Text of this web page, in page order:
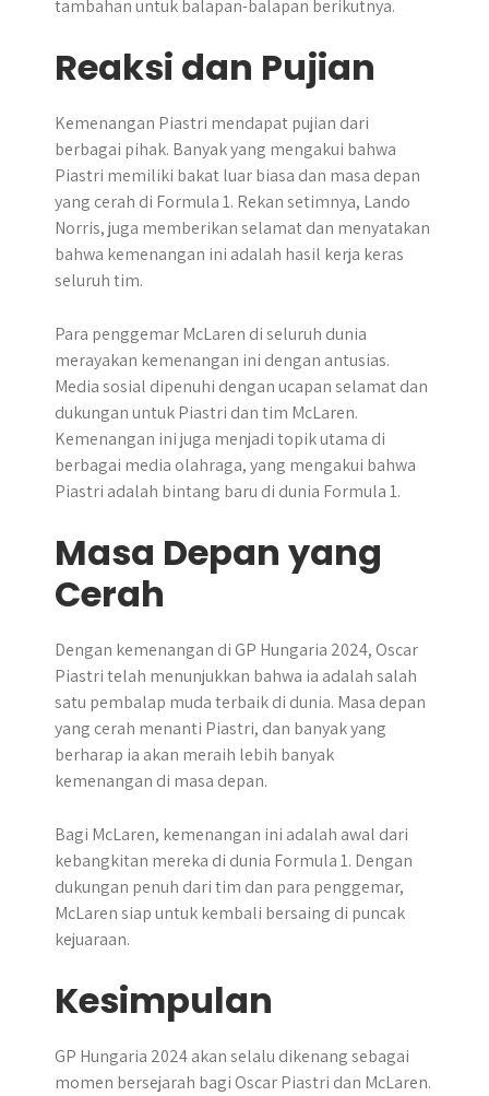
tambahan untuk balapan-balapan berikutnya.
Reaksi dan Pujian
Kemenangan Piastri mendapat pujian dari
berbagai pihak. Banyak yang mengakui bahwa
Piastri memiliki bakat luar biasa dan masa depan
yang cerah di Formula 1. Rekan setimnya, Lando
Norris, juga memberikan selamat dan menyatakan
bahwa kemenangan ini adalah hasil kerja keras
seluruh tim.
Para penggemar McLaren di seluruh dunia
merayakan kemenangan ini dengan antusias.
Media sosial dipenuhi dengan ucapan selamat dan
dukungan untuk Piastri dan tim McLaren.
Kemenangan ini juga menjadi topik utama di
berbagai media olahraga, yang mengakui bahwa
Piastri adalah bintang baru di dunia Formula 1.
Masa Depan yang
Cerah
Dengan kemenangan di GP Hungaria 2024, Oscar
Piastri telah menunjukkan bahwa ia adalah salah
satu pembalap muda terbaik di dunia. Masa depan
yang cerah menanti Piastri, dan banyak yang
berharap ia akan meraih lebih banyak
kemenangan di masa depan.
Bagi McLaren, kemenangan ini adalah awal dari
kebangkitan mereka di dunia Formula 1. Dengan
dukungan penuh dari tim dan para penggemar,
McLaren siap untuk kembali bersaing di puncak
kejuaraan.
Kesimpulan
GP Hungaria 2024 akan selalu dikenang sebagai
momen bersejarah bagi Oscar Piastri dan McLaren.